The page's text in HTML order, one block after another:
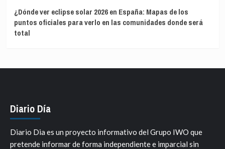
¿Dónde ver eclipse solar 2026 en España: Mapas de los
puntos oficiales para verlo en las comunidades donde será
total
Diario Día
Diario Dia es un proyecto informativo del Grupo IWO que
pretende informar de forma independiente e imparcial sin